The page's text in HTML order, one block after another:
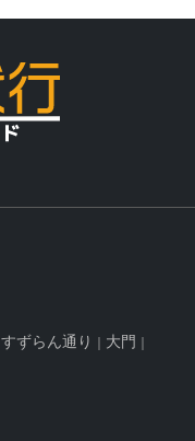
すずらん通り
大門